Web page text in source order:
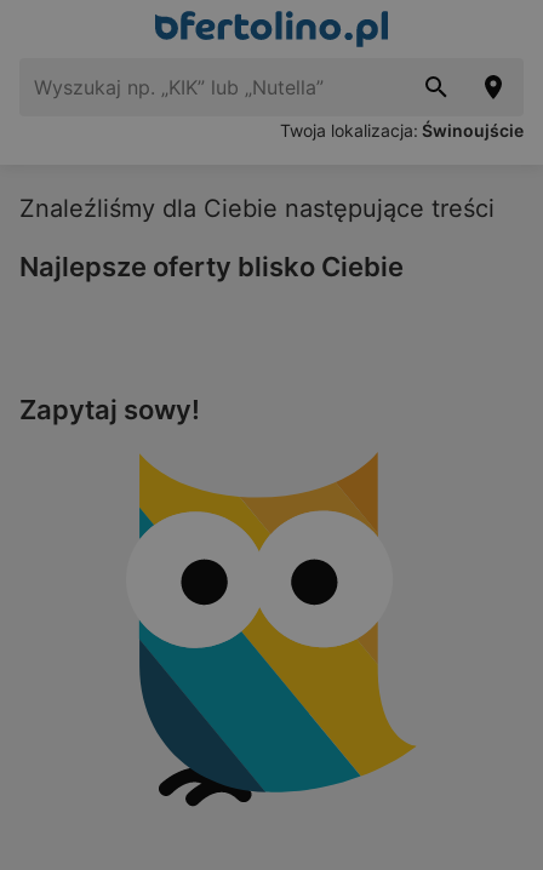
Twoja lokalizacja: Świnoujście
Znaleźliśmy dla Ciebie następujące treści
Najlepsze oferty blisko Ciebie
Zapytaj sowy!